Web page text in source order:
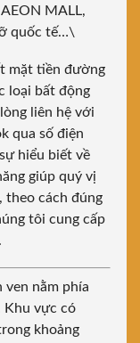
MALL,
quốc tế…\
mặt tiền đường
loại bất động
liên hệ với
qua số điện
hiểu biết về
giúp quý vị
theo cách đúng
tôi cung cấp
ven nằm phía
Khu vực có
khoảng